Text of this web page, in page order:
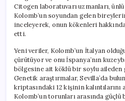
Citogen laboratuvarı uzmanları,
Kolomb’un soyundan gelen
inceleyerek, onun kökenleri
etti.
Yeni veriler, Kolomb’un İtalyan
çürütüyor ve onu İspanya’nın
bölgesine ait köklü bir soylu
Genetik araştırmalar, Sevilla’da
kriptasındaki 12 kişinin
Kolomb’un torunları arasında güçlü